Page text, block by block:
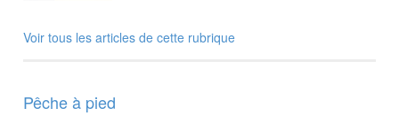
Voir tous les articles de cette rubrique
Pêche à pied